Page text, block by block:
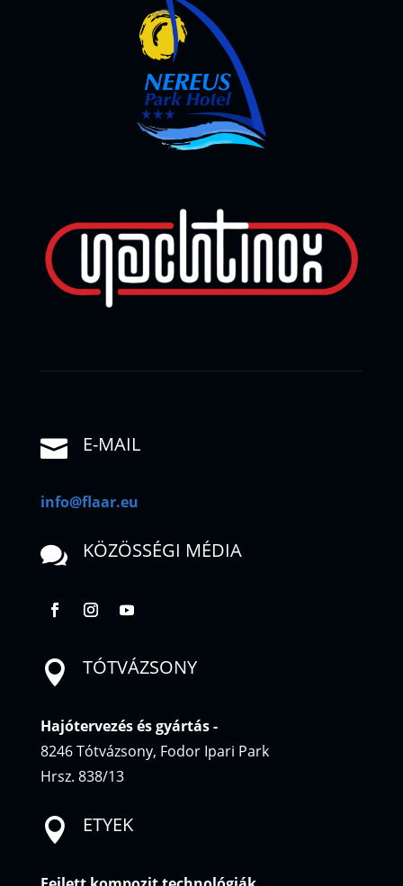
 E-MAIL
info@flaar.eu
 KÖZÖSSÉGI MÉDIA
 TÓTVÁZSONY
Hajótervezés és gyártás-
8246 Tótvázsony, Fodor Ipari Park
Hrsz. 838/13
 ETYEK